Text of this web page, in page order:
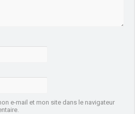
e-mail et mon site dans le navigateur